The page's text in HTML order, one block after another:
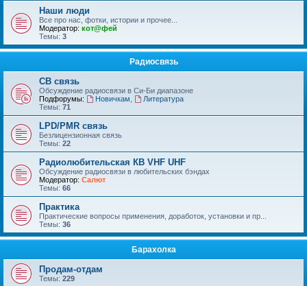
Наши люди
Все про нас, фотки, истории и прочее...
Модератор: кот@фей
Темы: 3
Радиосвязь
СВ связь
Обсуждение радиосвязи в Си-Би диапазоне
Подфорумы:
Новичкам
Литература
Темы: 71
LPD/PMR связь
Безлицензионная связь
Темы: 22
Радиолюбительская КВ VHF UHF
Обсуждение радиосвязи в любительских бэндах
Модератор: Салют
Темы: 66
Практика
Практические вопросы применения, доработок, установки и пр...
Темы: 36
Барахолка
Продам-отдам
Темы: 229